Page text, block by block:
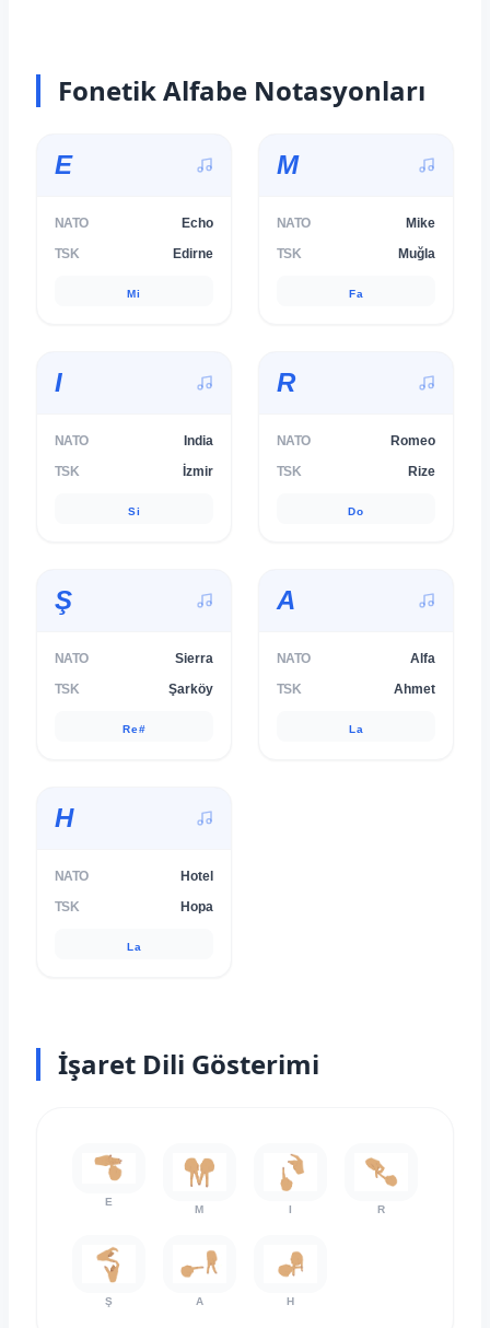
Fonetik Alfabe Notasyonları
E
NATO
Echo
TSK
Edirne
Mi
M
NATO
Mike
TSK
Muğla
Fa
I
NATO
India
TSK
İzmir
Si
R
NATO
Romeo
TSK
Rize
Do
Ş
NATO
Sierra
TSK
Şarköy
Re#
A
NATO
Alfa
TSK
Ahmet
La
H
NATO
Hotel
TSK
Hopa
La
İşaret Dili Gösterimi
E
M I R
Ş A H